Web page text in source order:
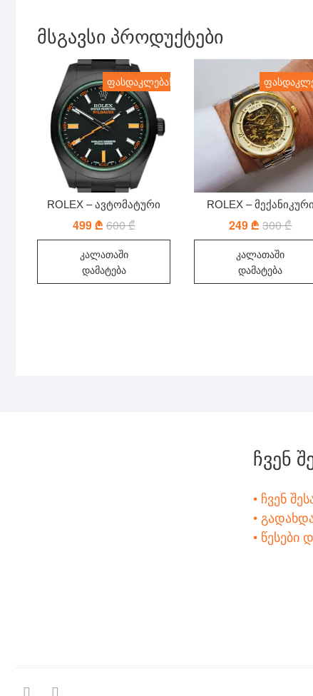
მსგავსი პროდუქტები
ფასდაკლება!
ROLEX – ავტომატური
600₾Original
499₾ Current
კალათაში
დამატება
ROLEX – მექანიკური
300₾
249₾
კალათაში
დამატება
ჩვენ
• ჩვენ
•
• წესები
facebook